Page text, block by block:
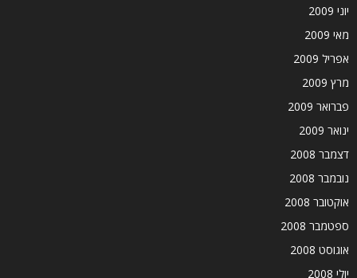
יוני 2009
מאי 2009
אפריל 2009
מרץ 2009
פברואר 2009
ינואר 2009
דצמבר 2008
נובמבר 2008
אוקטובר 2008
ספטמבר 2008
אוגוסט 2008
יולי 2008